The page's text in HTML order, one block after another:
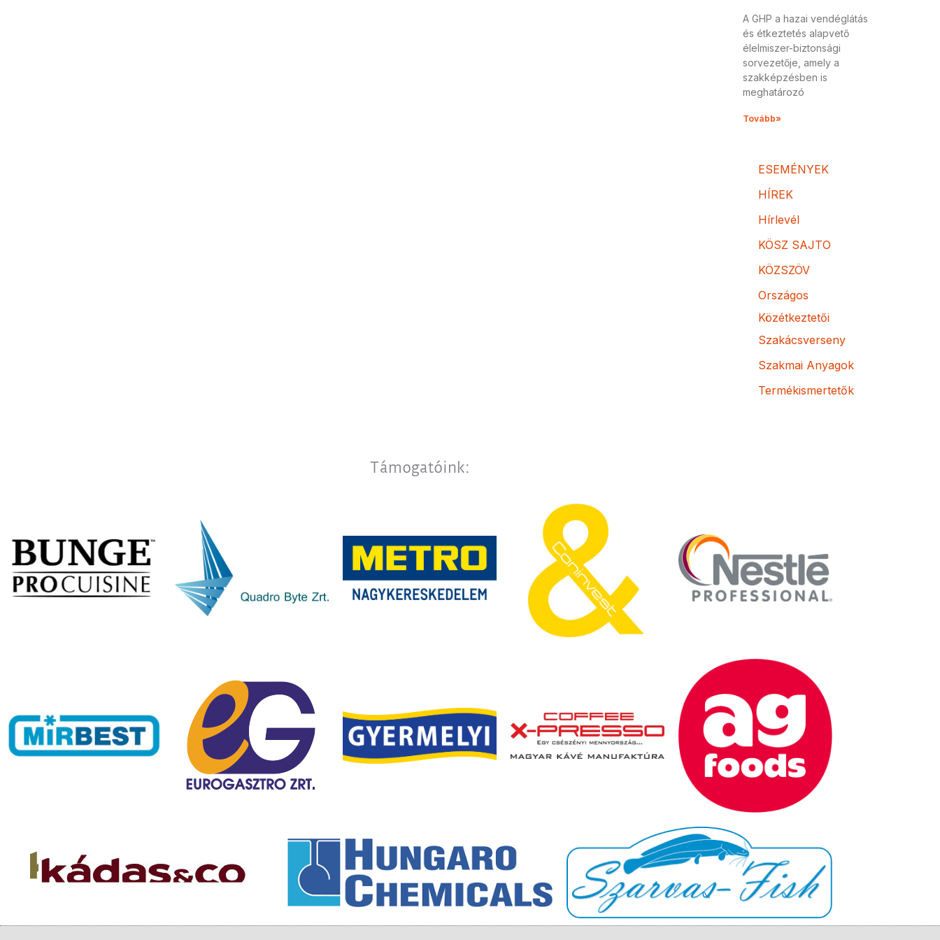
A GHP a hazai vendéglátás
és étkeztetés alapvető
élelmiszer-biztonsági
sorvezetője, amely a
szakképzésben is
meghatározó
Tovább»
ESEMÉNYEK
HÍREK
Hírlevél
KÖSZ SAJTO
KÖZSZÖV
Országos
Közétkeztetői
Szakácsverseny
Szakmai Anyagok
Termékismertetők
Támogatóink: